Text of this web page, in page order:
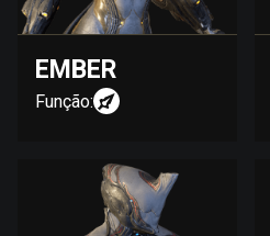
EMBER
Função: